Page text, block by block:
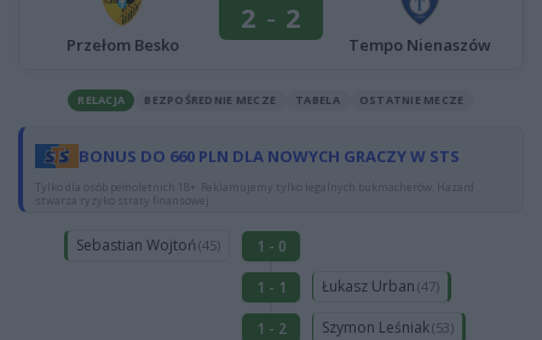
Przełom Besko
2 - 2
Tempo Nienaszów
RELACJA BEZPOŚREDNIE MECZE TABELA OSTATNIE MECZE
BONUS DO 660 PLN DLA NOWYCH GRACZY W STS
Tylko dla osób pełnoletnich 18+. Reklamujemy tylko legalnych bukmacherów. Hazard
stwarza ryzyko straty finansowej.
Sebastian Wojtoń (45)
1 - 0
1 - 1
Łukasz Urban (47)
1 - 2 Szymon Leśniak(53)